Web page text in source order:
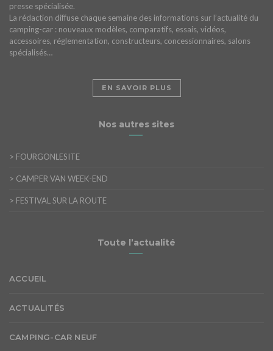
presse spécialisée.
La rédaction diffuse chaque semaine des informations sur l’actualité du
camping-car : nouveaux modèles, comparatifs, essais, vidéos,
accessoires, réglementation, constructeurs, concessionnaires, salons
spécialisés…
EN SAVOIR PLUS
Nos autres sites
> FOURGONLESITE
> CAMPER VAN WEEK-END
> FESTIVAL SUR LA ROUTE
Toute l’actualité
ACCUEIL
ACTUALITÉS
CAMPING-CAR NEUF